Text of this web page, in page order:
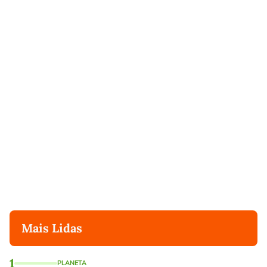
Mais Lidas
1 PLANETA